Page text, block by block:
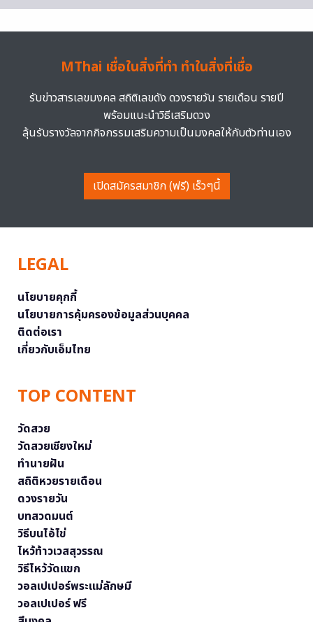
MThai เชื่อในสิ่งที่ทำ ทำในสิ่งที่เชื่อ
รับข่าวสารเลขมงคล สถิติเลขดัง ดวงรายวัน รายเดือน รายปี
พร้อมแนะนำวิธีเสริมดวง
ลุ้นรับรางวัลจากกิจกรรมเสริมความเป็นมงคลให้กับตัวท่านเอง
เปิดสมัครสมาชิก (ฟรี) เร็วๆนี้
LEGAL
นโยบายคุกกี้
นโยบายการคุ้มครองข้อมูลส่วนบุคคล
ติดต่อเรา
เกี่ยวกับเอ็มไทย
TOP CONTENT
วัดสวย
วัดสวยเชียงใหม่
ทำนายฝัน
สถิติหวยรายเดือน
ดวงรายวัน
บทสวดมนต์
วิธีบนไอ้ไข่
ไหว้ท้าวเวสสุวรรณ
วิธีไหว้วัดแขก
วอลเปเปอร์พระแม่ลักษมี
วอลเปเปอร์ ฟรี